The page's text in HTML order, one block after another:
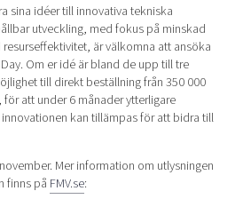
sina idéer till innovativa tekniska
utveckling, med fokus på minskad
är välkomna att ansöka
Om er idé är bland de upp till tre
till direkt beställning från 350 000
att under 6 månader ytterligare
kan tillämpas för att bidra till
Mer information om utlysningen
finns på FMV.se: